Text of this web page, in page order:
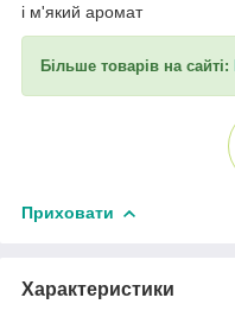
і м'який аромат
Більше товарів на сайті:
Приховати
Характеристики